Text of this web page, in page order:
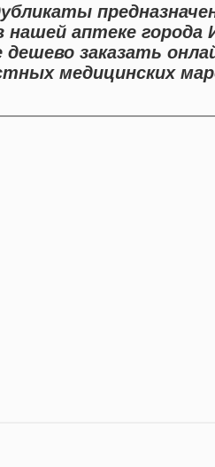
аптеке города
заказать
медицинских